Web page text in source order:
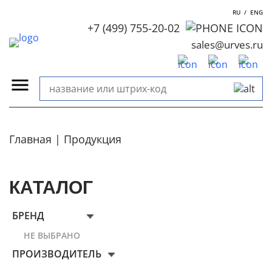
RU / ENG
+7 (499) 755-20-02
sales@urves.ru
Главная Продукция
КАТАЛОГ
БРЕНД
НЕ ВЫБРАНО
ПРОИЗВОДИТЕЛЬ